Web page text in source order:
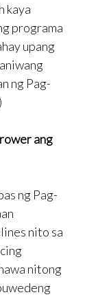
kaya
programa
upang
ng Pag-
ang
ng Pag-
nito sa
nitong